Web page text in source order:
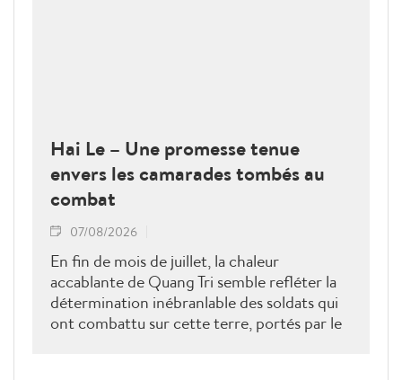
Hai Le – Une promesse tenue
envers les camarades tombés au
combat
07/08/2026
En fin de mois de juillet, la chaleur
accablante de Quang Tri semble refléter la
détermination inébranlable des soldats qui
ont combattu sur cette terre, portés par le